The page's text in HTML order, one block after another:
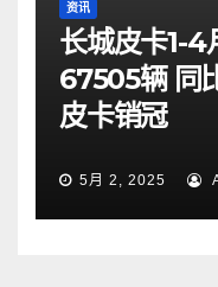
资讯
长城皮卡1-4
67505辆 同
皮卡销冠
5月 2, 2025